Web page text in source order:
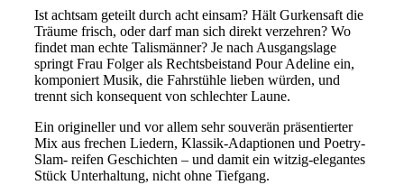
Ist achtsam geteilt durch acht einsam? Hält Gurkensaft die
Träume frisch, oder darf man sich direkt verzehren? Wo
findet man echte Talismänner? Je nach Ausgangslage
springt Frau Folger als Rechtsbeistand Pour Adeline ein,
komponiert Musik, die Fahrstühle lieben würden, und
trennt sich konsequent von schlechter Laune.
Ein origineller und vor allem sehr souverän präsentierter
Mix aus frechen Liedern, Klassik-Adaptionen und Poetry-
Slam- reifen Geschichten – und damit ein witzig-elegantes
Stück Unterhaltung, nicht ohne Tiefgang.